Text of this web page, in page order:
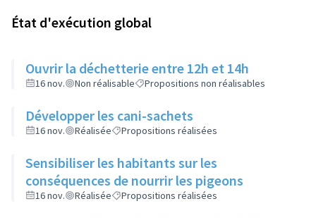
État d'exécution global
Ouvrir la déchetterie entre 12h et 14h
16 nov. Non réalisable Propositions non réalisables
Développer les cani-sachets
16 nov. Réalisée Propositions réalisées
Sensibiliser les habitants sur les
conséquences de nourrir les pigeons
16 nov. Réalisée Propositions réalisées